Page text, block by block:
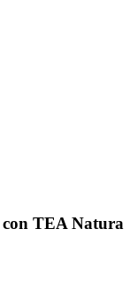
con TEA Natura